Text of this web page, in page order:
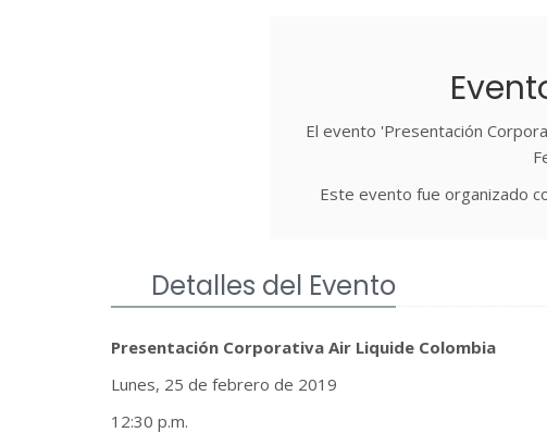
El evento 'Presentación
Este evento fue organizado
Detalles del Evento
Presentación Corporativa Air Liquide Colombia
Lunes, 25 de febrero de 2019
12:30 p.m.